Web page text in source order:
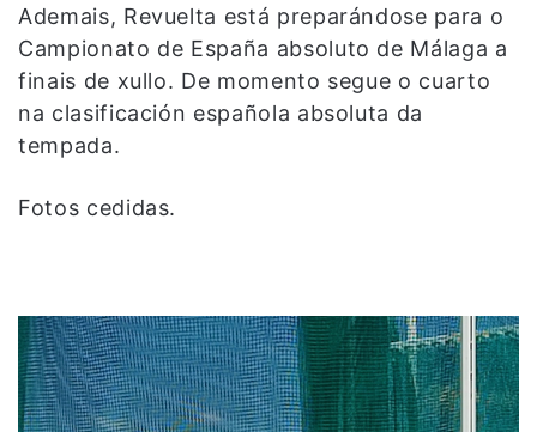
Ademais, Revuelta está preparándose para o
Campionato de España absoluto de Málaga a
finais de xullo. De momento segue o cuarto
na clasificación española absoluta da
tempada.
Fotos cedidas.